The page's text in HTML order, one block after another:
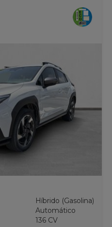
Híbrido (Gasolina)
Automático
136 CV